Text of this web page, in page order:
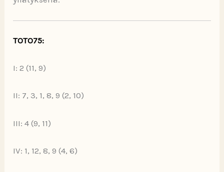
TOTO75:
I: 2 (11, 9)
II: 7, 3, 1, 8, 9 (2, 10)
III: 4 (9, 11)
IV: 1, 12, 8, 9 (4, 6)